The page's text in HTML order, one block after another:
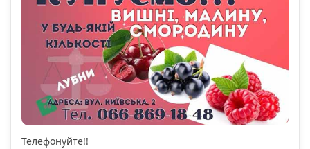
Телефонуйте!!